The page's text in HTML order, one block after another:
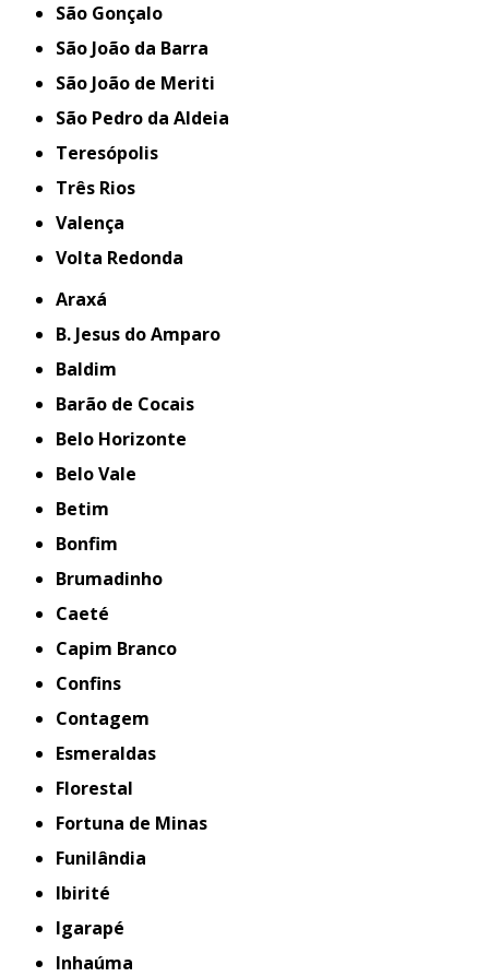
São Gonçalo
São João da Barra
São João de Meriti
São Pedro da Aldeia
Teresópolis
Três Rios
Valença
Volta Redonda
Araxá
B. Jesus do Amparo
Baldim
Barão de Cocais
Belo Horizonte
Belo Vale
Betim
Bonfim
Brumadinho
Caeté
Capim Branco
Confins
Contagem
Esmeraldas
Florestal
Fortuna de Minas
Funilândia
Ibirité
Igarapé
Inhaúma